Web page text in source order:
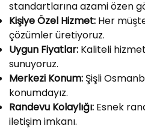
standartlarına azami özen
Kişiye Özel Hizmet: Her
çözümler üretiyoruz.
Uygun Fiyatlar: Kaliteli
sunuyoruz.
Merkezi Konum: Şişli
konumdayız.
Randevu Kolaylığı: Esnek
iletişim imkanı.